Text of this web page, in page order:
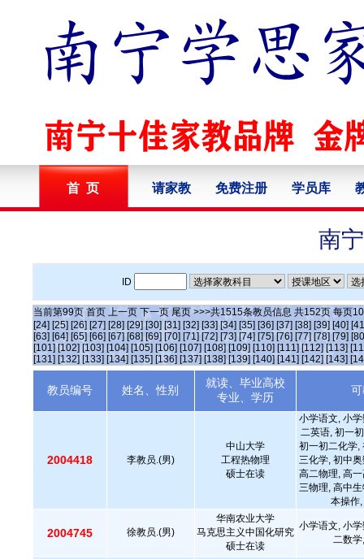
首 页 请家教 免费注册 学员库
南
ID
当前第99页 首页 上一页 下一页 尾页 >>>共1515条教员信息 共152页 每页10
[24] [25] [26] [27] [28] [29] [30] [31] [32] [33] [34] [35] [36] [37] [38] [39] [40]
[63] [64] [65] [66] [67] [68] [69] [70] [71] [72] [73] [74] [75] [76] [77] [78] [79]
[101] [102] [103] [104] [105] [106] [107] [108] [109] [110] [111] [112] [113]
[131] [132] [133] [134] [135] [136] [137] [138] [139] [140] [141] [142] [143]
教员编号 姓名、性别
就读、毕业高校
专业、学历
2004418 李教员.(男)
中山大学
工程热物理
硕士在读
小学语文, 小
二英语, 初一
初一初二化学,
三化学, 初中
高二物理, 高
三物理, 高中
本操作
2004745 徐教员.(男)
华南农业大学
马克思主义中国化研究
硕士在读
小学语文, 小
二数